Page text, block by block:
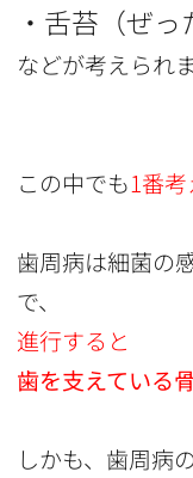
・舌苔（ぜっ
などが考えられま
この中でも1番考
歯周病は細菌の
で、
進行すると
歯を支えている
しかも、歯周病